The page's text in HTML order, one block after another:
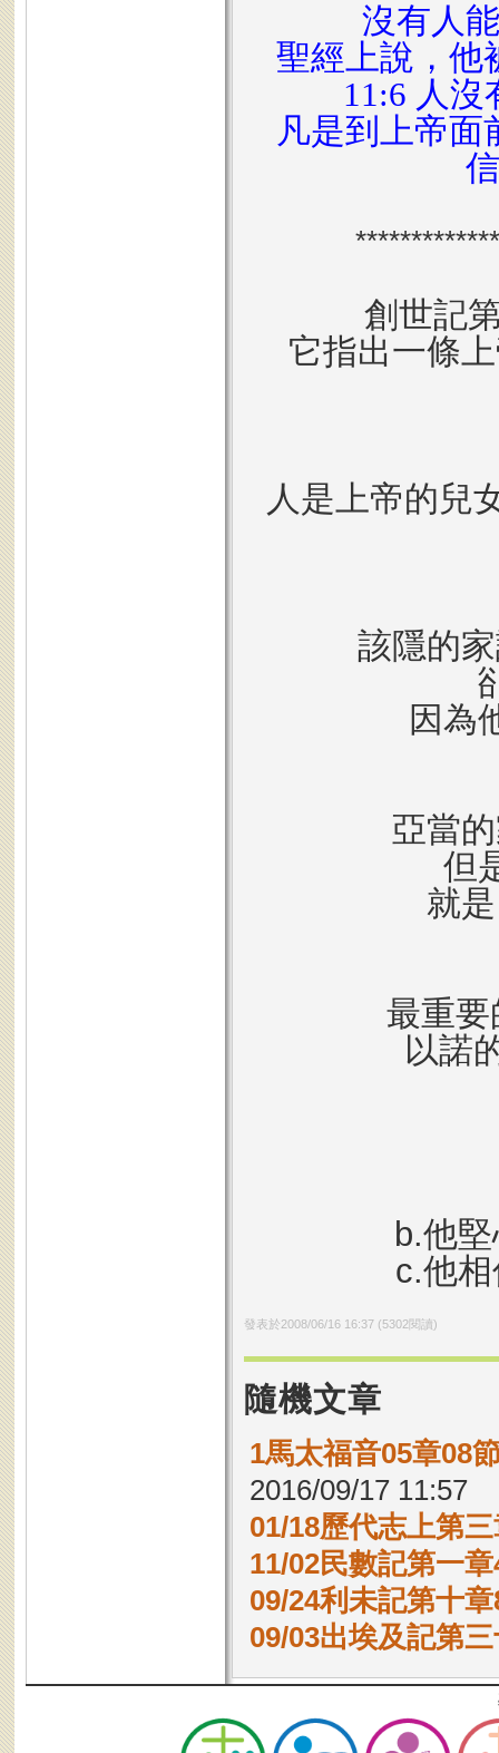
沒有人
聖經上說，他
11:6 人
凡是到上帝面
創世記
它指出一條
人是上帝的兒
該隱的
因為
亞當
但
就
最重
以諾
b.他
c.他
發表於2008/06/16 16:37(5302 閱讀)
隨機文章
1馬太福音05章08
2016/09/17 11:57
01/18歷代志上第
11/02民數記第一
09/24利未記第十
09/03出埃及記第